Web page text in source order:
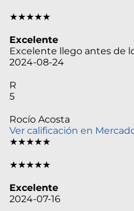
★★★★★
Excelente
Excelente llego antes de
2024-08-24
R
5
Rocío Acosta
Ver calificación en
★★★★★
★★★★★
Excelente
2024-07-16